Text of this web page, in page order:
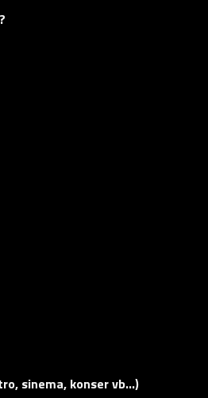
sinema, konser vb…)